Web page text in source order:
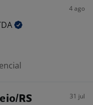
4 ago
RS 31 jul